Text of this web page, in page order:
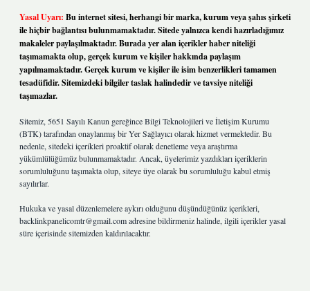
Yasal Uyarı: Bu internet sitesi, herhangi bir marka, kurum veya şahıs şirketi
ile hiçbir bağlantısı bulunmamaktadır. Sitede yalnızca kendi hazırladığımız
makaleler paylaşılmaktadır. Burada yer alan içerikler haber niteliği
taşımamakta olup, gerçek kurum ve kişiler hakkında paylaşım
yapılmamaktadır. Gerçek kurum ve kişiler ile isim benzerlikleri tamamen
tesadüfidir. Sitemizdeki bilgiler taslak halindedir ve tavsiye niteliği
taşımazlar.
Sitemiz, 5651 Sayılı Kanun gereğince Bilgi Teknolojileri ve İletişim Kurumu
(BTK) tarafından onaylanmış bir Yer Sağlayıcı olarak hizmet vermektedir. Bu
nedenle, sitedeki içerikleri proaktif olarak denetleme veya araştırma
yükümlülüğümüz bulunmamaktadır. Ancak, üyelerimiz yazdıkları içeriklerin
sorumluluğunu taşımakta olup, siteye üye olarak bu sorumluluğu kabul etmiş
sayılırlar.
Hukuka ve yasal düzenlemelere aykırı olduğunu düşündüğünüz içerikleri,
backlinkpanelicomtr@gmail.comadresine bildirmeniz halinde, ilgili içerikler yasal
süre içerisinde sitemizden kaldırılacaktır.